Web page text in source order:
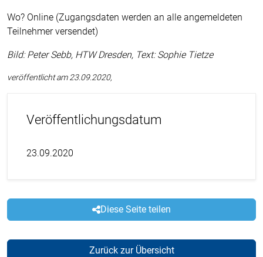
Wo? Online (Zugangsdaten werden an alle angemeldeten
Teilnehmer versendet)
Bild: Peter Sebb, HTW Dresden, Text: Sophie Tietze
veröffentlicht am 23.09.2020,
Veröffentlichungsdatum
23.09.2020
Diese Seite teilen
Zurück zur Übersicht